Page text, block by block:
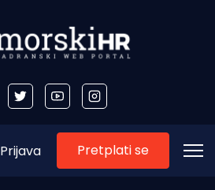
Prijava Pretplati se